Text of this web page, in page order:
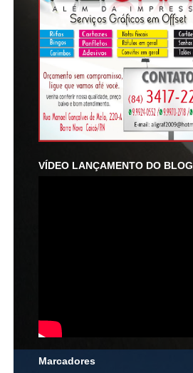
VÍDEO LANÇAMENTO DO BLOG
Marcadores